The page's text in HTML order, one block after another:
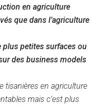
en agriculture
que dans l’agriculture
plus petites surfaces ou
des business models
tisanières en agriculture
mais c’est plus